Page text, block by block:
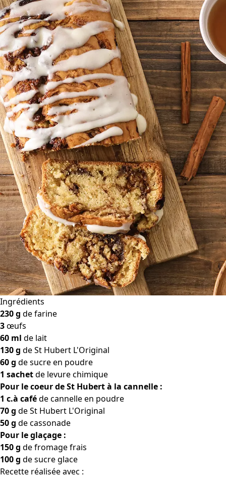
Ingrédients
230 g de farine
3œufs
60 ml de lait
130 g de St Hubert L'Original
60 g de sucre en poudre
1 sachetde levure chimique
Pour le coeur de St Hubert à la cannelle :
1 c.à caféde cannelle en poudre
70 g de St Hubert L'Original
50 g de cassonade
Pour le glaçage :
150 g de fromage frais
100 g de sucre glace
Recette réalisée avec :